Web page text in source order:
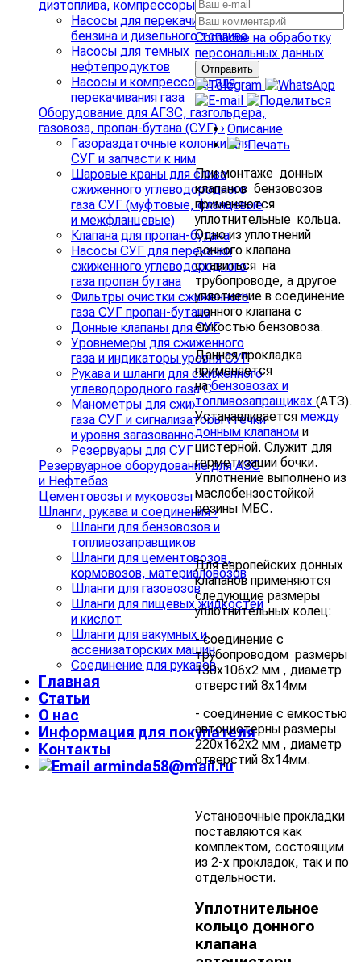
дизтоплива, компрессоры для СУГ
Насосы для перекачивания
бензина и дизельного топлива
Насосы для темных
нефтепродуктов
Насосы и компрессоры для
перекачивания газа
Оборудование для АГЗС, газгольдера,
газовоза, пропан-бутана (СУГ) ›
Газораздаточные колонки для
СУГ и запчасти к ним
Шаровые краны для слива
сжиженного углеводородного
газа СУГ (муфтовые, фланцевые
и межфланцевые)
Клапана для пропан-бутана
Насосы СУГ для перекачки
сжиженного углеводородного
газа пропан бутана
Фильтры очистки сжиженного
газа СУГ пропан-бутана
Донные клапаны для СУГ
Уровнемеры для сжиженного
газа и индикаторы уровня СУГ
Рукава и шланги для сжиженного
углеводородного газа СУГ
Манометры для сжиженного
газа СУГ и сигнализаторы утечки
и уровня загазованности СУГ
Резервуары для СУГ
Резервуарное оборудование для АЗС
и Нефтебаз
Цементовозы и муковозы
Шланги, рукава и соединения›
Шланги для бензовозов и
топливозаправщиков
Шланги для цементовозов,
кормовозов, материаловозов
Шланги для газовозов
Шланги для пищевых жидкостей
и кислот
Шланги для вакумных и
ассенизаторских машин
Соединение для рукавов
Главная
Статьи
О нас
Информация для покупателя
Контакты
arminda58@mail.ru
Согласие на обработку
персональных данных
Описание
Печать
При монтаже донных
клапанов бензовозов
применяются
уплотнительные кольца.
Одно из уплотнений
донного клапана
ставиться на
трубопроводе, а другое
уплотнение в соединение
донного клапана с
емкостью бензовоза.
Данная прокладка
применяется
набензовозах и
топливозапращиках (АТЗ).
Устанавливается между
донным клапаном и
цистерной. Служит для
герметизации бочки.
Уплотнение выполнено из
маслобензостойкой
резины МБС.
Для европейских донных
клапанов применяются
следующие размеры
уплотнительных колец:
- соединение с
трубопроводом размеры
130х106х2 мм , диаметр
отверстий 8х14мм
- соединение с емкостью
автоцистерны размеры
220х162х2 мм , диаметр
отверстий 8х14мм.
Установочные прокладки
поставляются как
комплектом, состоящим
из 2-х прокладок, так и по
отдельности.
Уплотнительное
кольцо донного
клапана